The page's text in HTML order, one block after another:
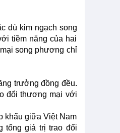
dù kim ngạch song
tiềm năng của hai
song phương chỉ
trưởng đồng đều.
đổi thương mại với
khẩu giữa Việt Nam
tổng giá trị trao đổi